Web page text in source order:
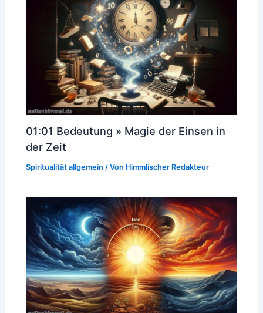
01:01 Bedeutung » Magie der Einsen in
der Zeit
Spiritualität allgemein / Von Himmlischer Redakteur